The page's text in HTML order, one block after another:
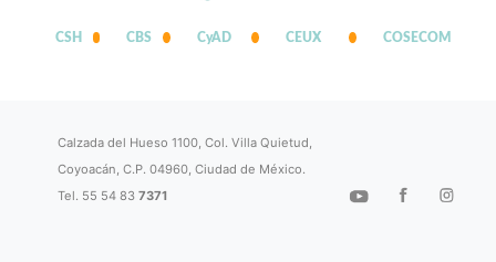
CSH CBS CyAD CEUX COSECOM
Calzada del Hueso 1100, Col. Villa Quietud,
Coyoacán, C.P. 04960, Ciudad de México.
Tel. 55 54 837371